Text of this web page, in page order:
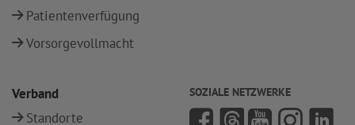
Patientenverfügung
Vorsorgevollmacht
Verband
Standorte
SOZIALE NETZWERKE